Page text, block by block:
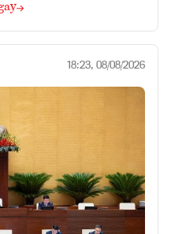
18:23, 08/08/2026